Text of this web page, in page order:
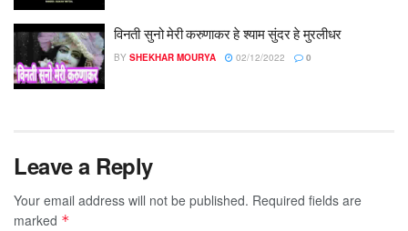
विनती सुनो मेरी करुणाकर हे श्याम सुंदर हे मुरलीधर
BY SHEKHAR MOURYA 02/12/2022 0
Leave a Reply
Your email address will not be published. Required fields are
marked *